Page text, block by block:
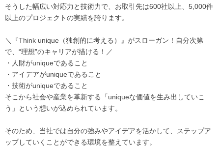
そうした幅広い対応力と技術力で、お取引先は600社以上、5,000件
以上のプロジェクトの実績を誇ります。
＼『Think unique（独創的に考える）』がスローガン！自分次第
で、“理想”のキャリアが描ける！／
・人財がuniqueであること
・アイデアがuniqueであること
・技術がuniqueであること
そこから社会や産業を革新する「uniqueな価値を生み出していこ
う」という想いが込められています。
そのため、当社では自分の強みやアイデアを活かして、ステップア
ップしていくことができる環境を整えています。